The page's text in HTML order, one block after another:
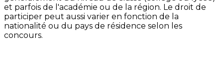
et parfois de l'académie ou de la région. Le droit de
participer peut aussi varier en fonction de la
nationalité ou du pays de résidence selon les
concours.